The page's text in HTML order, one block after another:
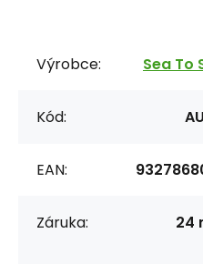
Výrobce: Sea To
Kód:
EAN:
Záruka: 24